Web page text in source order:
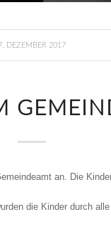
7. DEZEMBER 2017
an. Die
die Kinder durch